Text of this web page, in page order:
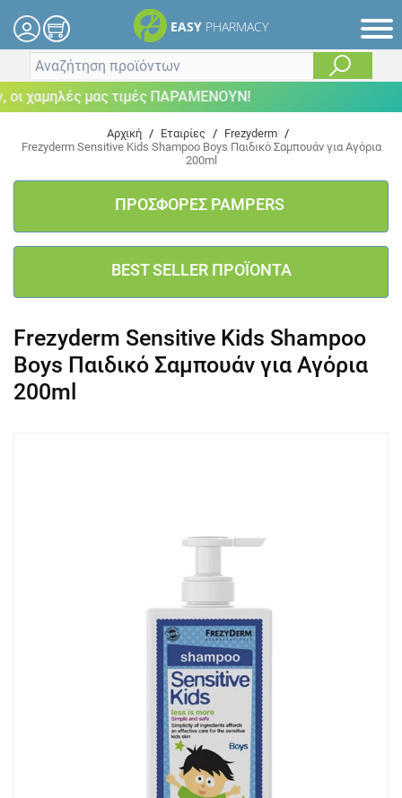
EASY PHARMACY
χαμηλές μας τιμές ΠΑΡΑΜΕΝΟΥΝ!
Αρχική / Εταιρίες / Frezyderm /
Frezyderm Sensitive Kids Shampoo Boys Παιδικό Σαμπουάν για Αγόρια
200ml
ΠΡΟΣΦΟΡΕΣ PAMPERS
BEST SELLER ΠΡΟΪΟΝΤΑ
Frezyderm Sensitive Kids Shampoo
Boys Παιδικό Σαμπουάν για Αγόρια
200ml